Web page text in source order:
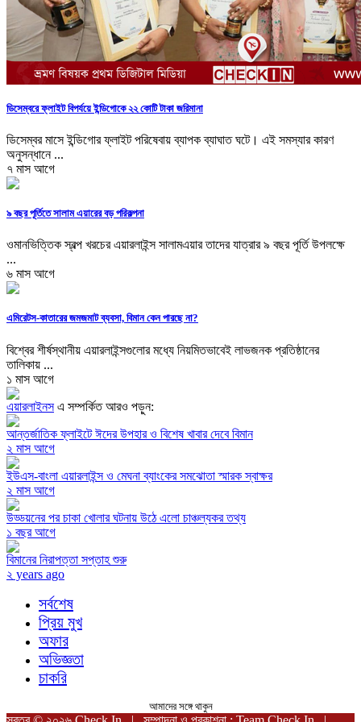
ডিসেম্বরে ফ্লাইট বিপর্যয়ে ইন্ডিগোকে ২২ কোটি টাকা জরিমানা
ডিসেম্বর মাসে ইন্ডিগোর ফ্লাইট পরিষেবায় ব্যাপক ব্যাঘাত ঘটে। এই সমস্যার কারণ
অনুসন্ধানে ...
৭ মাস আগে
৯ বছর পূর্তিতে সালাম এয়ারের বড় পরিকল্পনা
ওমানভিত্তিক স্বল্প খরচের এয়ারলাইন্স সালামএয়ার তাদের যাত্রার ৯ বছর পূর্তি উপলক্ষে
...
৬ মাস আগে
এমিরেটস-কাতারের জমজমাট ব্যবসা, বিমান কেন পারছে না?
বিশ্বের শীর্ষস্থানীয় এয়ারলাইন্সগুলোর মধ্যে নিয়মিতভাবেই লাভজনক প্রতিষ্ঠানের
তালিকায় ...
১ মাস আগে
এয়ারলাইনসএ সম্পর্কিত আরও পড়ুন:
আন্তর্জাতিক ফ্লাইটে ঈদের উপহার ও বিশেষ খাবার দেবে বিমান
২ মাস আগে
ইউএস-বাংলা এয়ারলাইন্স ও মেঘনা ব্যাংকের সমঝোতা স্মারক স্বাক্ষর
২ মাস আগে
উড্ডয়নের পর চাকা খোলার ঘটনায় উঠে এলো চাঞ্চল্যকর তথ্য
১ বছর আগে
বিমানের নিরাপত্তা সপ্তাহ শুরু
২ years ago
সর্বশেষ
প্রিয় মুখ
অফার
অভিজ্ঞতা
চাকরি
আমাদের সঙ্গে থাকুন